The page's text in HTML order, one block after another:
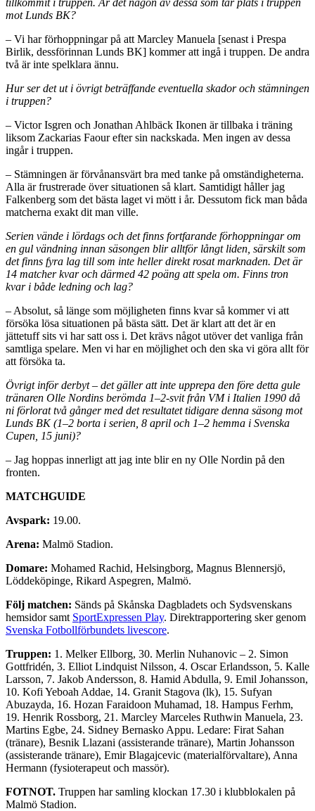
mot Lunds BK?
– Vi har förhoppningar på att Marcley Manuela [senast i Prespa
Birlik, dessförinnan Lunds BK] kommer att ingå i truppen. De andra
två är inte spelklara ännu.
Hur ser det ut i övrigt beträffande eventuella skador och stämningen
i truppen?
– Victor Isgren och Jonathan Ahlbäck Ikonen är tillbaka i träning
liksom Zackarias Faour efter sin nackskada. Men ingen av dessa
ingår i truppen.
– Stämningen är förvånansvärt bra med tanke på omständigheterna.
Alla är frustrerade över situationen så klart. Samtidigt håller jag
Falkenberg som det bästa laget vi mött i år. Dessutom fick man båda
matcherna exakt dit man ville.
Serien vände i lördags och det finns fortfarande förhoppningar om
en gul vändning innan säsongen blir alltför långt liden, särskilt som
det finns fyra lag till som inte heller direkt rosat marknaden. Det är
14 matcher kvar och därmed 42 poäng att spela om. Finns tron
kvar i både ledning och lag?
– Absolut, så länge som möjligheten finns kvar så kommer vi att
försöka lösa situationen på bästa sätt. Det är klart att det är en
jättetuff sits vi har satt oss i. Det krävs något utöver det vanliga från
samtliga spelare. Men vi har en möjlighet och den ska vi göra allt för
att försöka ta.
Övrigt inför derbyt – det gäller att inte upprepa den före detta gule
tränaren Olle Nordins berömda 1–2-svit från VM i Italien 1990 då
ni förlorat två gånger med det resultatet tidigare denna säsong mot
Lunds BK (1–2 borta i serien, 8 april och 1–2 hemma i Svenska
Cupen, 15 juni)?
– Jag hoppas innerligt att jag inte blir en ny Olle Nordin på den
fronten.
MATCHGUIDE
Avspark: 19.00.
Arena: Malmö Stadion.
Domare: Mohamed Rachid, Helsingborg, Magnus Blennersjö,
Löddeköpinge, Rikard Aspegren, Malmö.
Följ matchen: Sänds på Skånska Dagbladets och Sydsvenskans
hemsidor samt SportExpressen Play. Direktrapportering sker genom
Svenska Fotbollförbundets livescore.
Truppen: 1. Melker Ellborg, 30. Merlin Nuhanovic – 2. Simon
Gottfridén, 3. Elliot Lindquist Nilsson, 4. Oscar Erlandsson, 5. Kalle
Larsson, 7. Jakob Andersson, 8. Hamid Abdulla, 9. Emil Johansson,
10. Kofi Yeboah Addae, 14. Granit Stagova (lk), 15. Sufyan
Abuzayda, 16. Hozan Faraidoon Muhamad, 18. Hampus Ferhm,
19. Henrik Rossborg, 21. Marcley Marceles Ruthwin Manuela, 23.
Martins Egbe, 24. Sidney Bernasko Appu. Ledare: Firat Sahan
(tränare), Besnik Llazani (assisterande tränare), Martin Johansson
(assisterande tränare), Emir Blagajcevic (materialförvaltare), Anna
Hermann (fysioterapeut och massör).
FOTNOT. Truppen har samling klockan 17.30 i klubblokalen på
Malmö Stadion.